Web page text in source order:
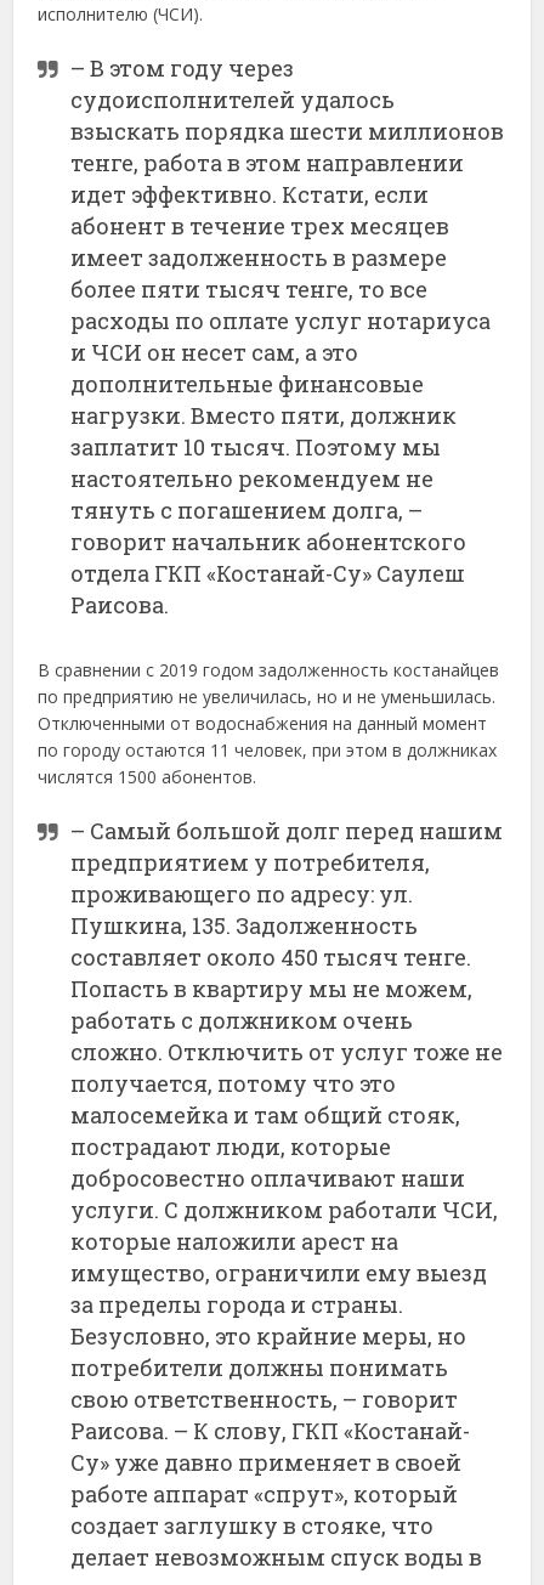
исполнителю (ЧСИ).
– В этом году через
судоисполнителей удалось
взыскать порядка шести миллионов
тенге, работа в этом направлении
идет эффективно. Кстати, если
абонент в течение трех месяцев
имеет задолженность в размере
более пяти тысяч тенге, то все
расходы по оплате услуг нотариуса
и ЧСИ он несет сам, а это
дополнительные финансовые
нагрузки. Вместо пяти, должник
заплатит 10 тысяч. Поэтому мы
настоятельно рекомендуем не
тянуть с погашением долга, –
говорит начальник абонентского
отдела ГКП «Костанай-Су» Саулеш
Раисова.
В сравнении с 2019 годом задолженность костанайцев
по предприятию не увеличилась, но и не уменьшилась.
Отключенными от водоснабжения на данный момент
по городу остаются 11 человек, при этом в должниках
числятся 1500 абонентов.
– Самый большой долг перед нашим
предприятием у потребителя,
проживающего по адресу: ул.
Пушкина, 135. Задолженность
составляет около 450 тысяч тенге.
Попасть в квартиру мы не можем,
работать с должником очень
сложно. Отключить от услуг тоже не
получается, потому что это
малосемейка и там общий стояк,
пострадают люди, которые
добросовестно оплачивают наши
услуги. С должником работали ЧСИ,
которые наложили арест на
имущество, ограничили ему выезд
за пределы города и страны.
Безусловно, это крайние меры, но
потребители должны понимать
свою ответственность, – говорит
Раисова. – К слову, ГКП «Костанай-
Су» уже давно применяет в своей
работе аппарат «спрут», который
создает заглушку в стояке, что
делает невозможным спуск воды в